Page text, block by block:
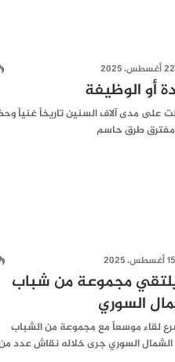
22 أغسطس، 2025
أو الوظيفة
على مدى آلاف السنين تاريخاً غنياً
مفترق طرق حاسم
15 أغسطس، 2025
يلتقي مجموعة من شباب
السوري
لقاء موسعاً مع مجموعة من الشباب
الشمال السوري جرى خلاله نقاش عدد